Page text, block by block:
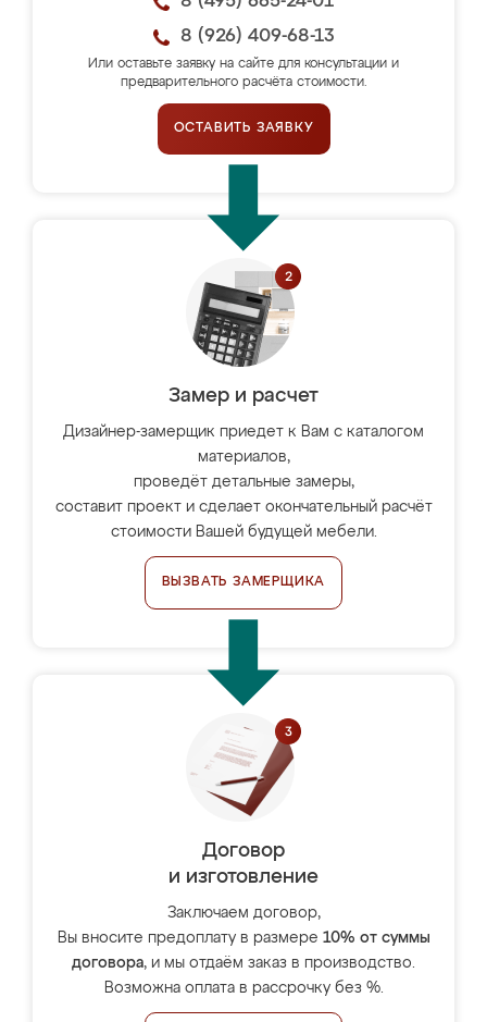
8 (926) 409-68-13
Или оставьте заявку на сайте для консультации и
предварительного расчёта стоимости.
ОСТАВИТЬ ЗАЯВКУ
Замер и расчет
Дизайнер-замерщик приедет к Вам с каталогом
материалов,
проведёт детальные замеры,
составит проект и сделает окончательный расчёт
стоимости Вашей будущей мебели.
ВЫЗВАТЬ ЗАМЕРЩИКА
Договор
и изготовление
Заключаем договор,
Вы вносите предоплату в размере 10% от суммы
договора, и мы отдаём заказ в производство.
Возможна оплата в рассрочку без %.